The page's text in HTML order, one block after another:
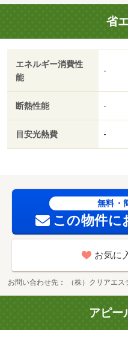
省
エネルギー消費性
能
-
断熱性能 -
目安光熱費 -
無料・
この物件に
お気に
お問い合わせ先 （株）クリアエ
アピー